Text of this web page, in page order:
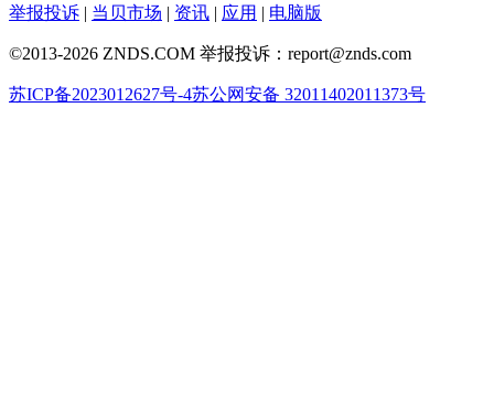
举报投诉 | 当贝市场 | 资讯 | 应用 | 电脑版
©2013-2026 ZNDS.COM 举报投诉：report@znds.com
苏ICP备2023012627号-4苏公网安备 32011402011373号